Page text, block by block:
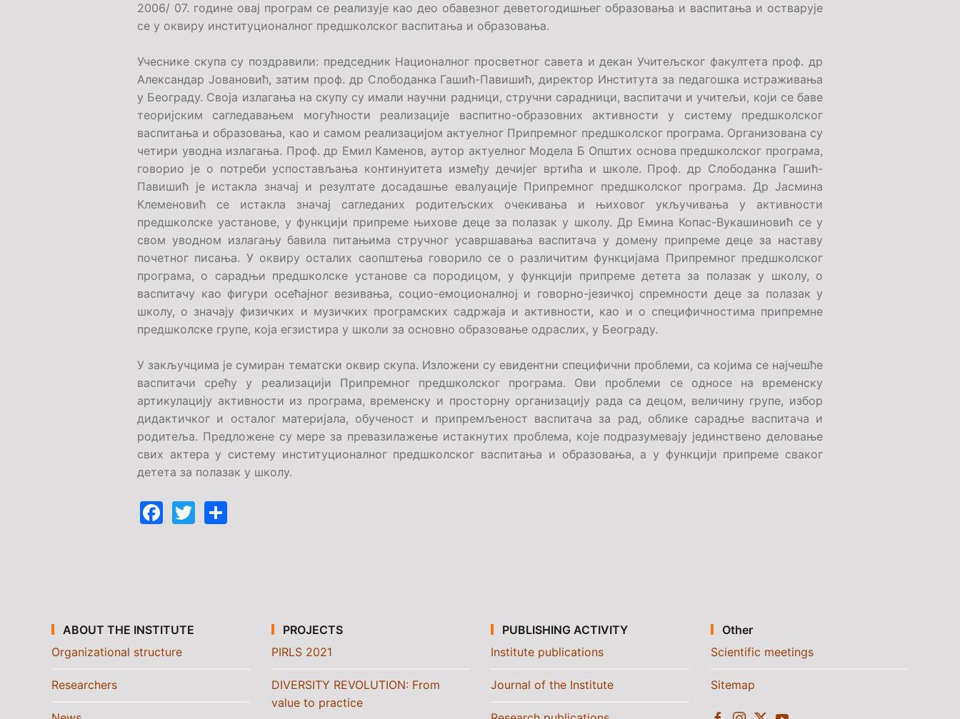
2006/ 07. године овај програм се реализује као део обавезног деветогодишњег образовања и васпитања и остварује
се у оквиру институционалног предшколског васпитања и образовања.
Учеснике скупа су поздравили: председник Националног просветног савета и декан Учитељског факултета проф. др
Александар Јовановић, затим проф. др Слободанка Гашић-Павишић, директор Института за педагошка истраживања
у Београду. Своја излагања на скупу су имали научни радници, стручни сарадници, васпитачи и учитељи, који се баве
теоријским сагледавањем могућности реализације васпитно-образовних активности у систему предшколског
васпитања и образовања, као и самом реализацијом актуелног Припремног предшколског програма. Организована су
четири уводна излагања. Проф. др Емил Каменов, аутор актуелног Модела Б Општих основа предшколског програма,
говорио је о потреби успостављања континуитета између дечијег вртића и школе. Проф. др Слободанка Гашић-
Павишић је истакла значај и резултате досадашње евалуације Припремног предшколског програма. Др Јасмина
Клеменовић се истакла значај сагледаних родитељских очекивања и њиховог укључивања у активности
предшколске уастанове, у функцији припреме њихове деце за полазак у школу. Др Емина Копас-Вукашиновић се у
свом уводном излагању бавила питањима стручног усавршавања васпитача у домену припреме деце за наставу
почетног писања. У оквиру осталих саопштења говорило се о различитим функцијама Припремног предшколског
програма, о сарадњи предшколске установе са породицом, у функцији припреме детета за полазак у школу, о
васпитачу као фигури осећајног везивања, социо-емоционалној и говорно-језичкој спремности деце за полазак у
школу, о значају физичких и музичких програмских садржаја и активности, као и о специфичностима припремне
предшколске групе, која егзистира у школи за основно образовање одраслих, у Београду.
У закључцима је сумиран тематски оквир скупа. Изложени су евидентни специфични проблеми, са којима се најчешће
васпитачи срећу у реализацији Припремног предшколског програма. Ови проблеми се односе на временску
артикулацију активности из програма, временску и просторну организацију рада са децом, величину групе, избор
дидактичког и осталог материјала, обученост и припремљеност васпитача за рад, облике сарадње васпитача и
родитеља. Предложене су мере за превазилажење истакнутих проблема, које подразумевају јединствено деловање
свих актера у систему институционалног предшколског васпитања и образовања, а у функцији припреме сваког
детета за полазак у школу.
Facebook
Twitter
ABOUT THE INSTITUTE
Organizational structure
Researchers
PROJECTS
PIRLS 2021
DIVERSITY REVOLUTION: From
value to practice
PUBLISHING ACTIVITY
Institute publications
Journal of the Institute
Other
Scientific meetings
Sitemap